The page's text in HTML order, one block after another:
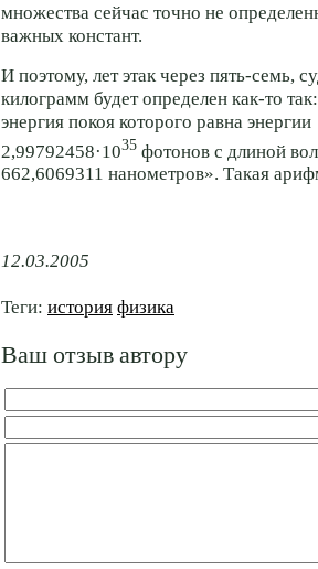
множества сейчас точно не
важных констант.
И поэтому, лет этак через пять-семь,
килограмм будет определен как-то
энергия покоя которого равна энергии
2,99792458·1035 фотонов с длиной
662,6069311 нанометров». Такая
12.03.2005
Теги: история физика
Ваш отзыв автору